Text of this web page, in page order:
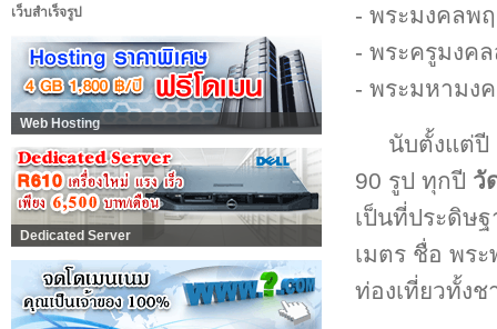
เว็บสำเร็จรูป
Web Hosting
Dedicated Server
- พระมงคลพ
- พระครูมงค
- พระมหามง
นับตั้งแต่ปี
90 รูป ทุกปี วั
เป็นที่ประดิษ
เมตร ชื่อ พร
ท่องเที่ยวทั้ง